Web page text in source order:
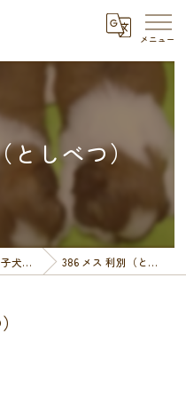
としべつ）
子犬一覧 386 メス 利別（としべつ）